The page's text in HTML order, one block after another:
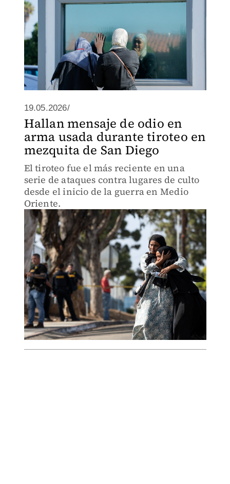
19.05.2026/
Hallan mensaje de odio en
arma usada durante tiroteo en
mezquita de San Diego
El tiroteo fue el más reciente en una
serie de ataques contra lugares de culto
desde el inicio de la guerra en Medio
Oriente.